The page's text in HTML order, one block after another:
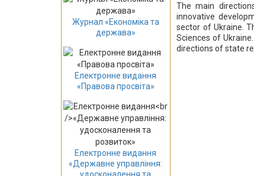
Журнал «Економіка та
держава»
Електронне видання
«Правова просвіта»
Електронне видання
«Державне управління:
The main
innovative
sector of Ukraine.
Sciences of
directions of state